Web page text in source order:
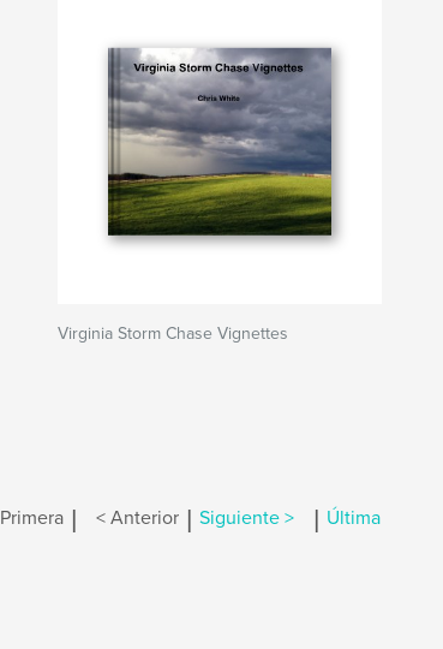
Virginia Storm Chase Vignettes
Primera | < Anterior | Siguiente > | Última